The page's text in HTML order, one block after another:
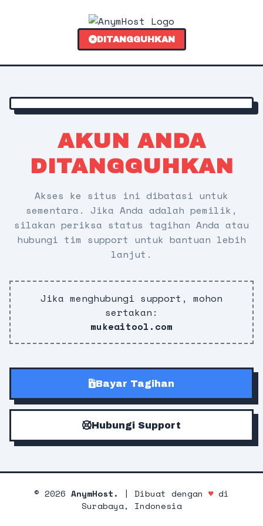
DITANGGUHKAN
AKUN ANDA
DITANGGUHKAN
Akses ke situs ini dibatasi untuk
sementara. Jika Anda adalah pemilik,
silakan periksa status tagihan Anda atau
hubungi tim support untuk bantuan lebih
lanjut.
Jika menghubungi support, mohon
sertakan:
mukeaitool.com
Bayar Tagihan
Hubungi Support
© 2026 AnymHost. | Dibuat dengan ♥di
Surabaya, Indonesia